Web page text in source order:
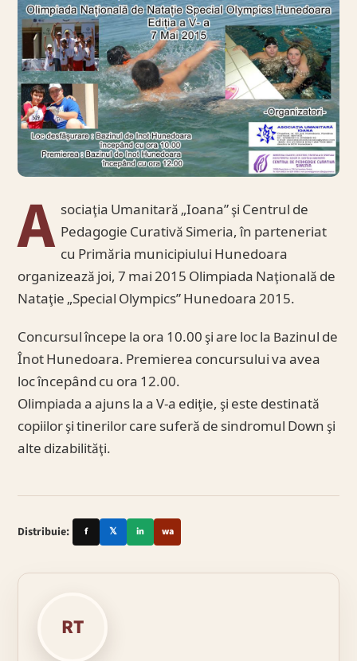
A sociaţia Umanitară „Ioana” şi Centrul de
Pedagogie Curativă Simeria, în parteneriat
cu Primăria municipiului Hunedoara
organizează joi, 7 mai 2015 Olimpiada Naţională de
Nataţie „Special Olympics” Hunedoara 2015.
Concursul începe la ora 10.00 şi are loc la Bazinul de
Înot Hunedoara. Premierea concursului va avea
loc începând cu ora 12.00.
Olimpiada a ajuns la a V-a ediţie, şi este destinată
copiilor şi tinerilor care suferă de sindromul Down şi
alte dizabilităţi.
Distribuie: f 𝕏 in wa
RT